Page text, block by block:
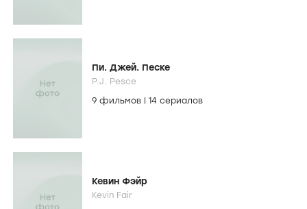
Пи. Джей. Песке
P.J. Pesce
9 фильмов
14 сериалов
Кевин Фэйр
Kevin Fair